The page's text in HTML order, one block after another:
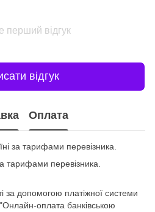
перший відгук
відгук
Оплата
за тарифами перевізника.
тарифами перевізника.
за допомогою платіжної системи
оплата банківською